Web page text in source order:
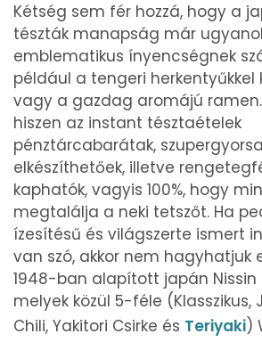
Kétség sem fér hozzá, hogy a
tészták manapság már
emblematikus ínyencségnek
például a tengeri herkentyűkkel
vagy a gazdag aromájú
hiszen az instant tésztaételek
pénztárcabarátak,
elkészíthetőek, illetve
kaphatók, vagyis 100%, hogy
megtalálja a neki tetszőt. Ha
ízesítésű és világszerte ismert
van szó, akkor nem hagyhatjuk
1948-ban alapított japán
melyek közül 5-féle (Klasszikus,
Chili, Yakitori Csirke és Teriyaki)